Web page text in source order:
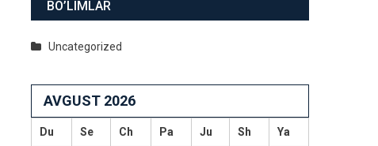
BO’LIMLAR
Uncategorized
AVGUST 2026
Du Se Ch Pa Ju Sh Ya